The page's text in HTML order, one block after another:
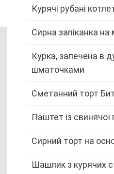
Курячі рубані
Сирна запіканка на
Курка, запечена в
шматочками
Сметанний торт
Паштет із свинячої
Сирний торт на
Шашлик з курячих